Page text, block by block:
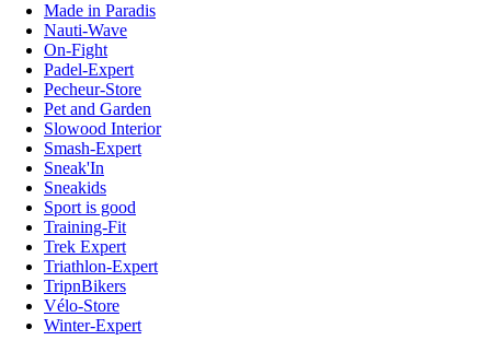
Made in Paradis
Nauti-Wave
On-Fight
Padel-Expert
Pecheur-Store
Pet and Garden
Slowood Interior
Smash-Expert
Sneak'In
Sneakids
Sport is good
Training-Fit
Trek Expert
Triathlon-Expert
TripnBikers
Vélo-Store
Winter-Expert